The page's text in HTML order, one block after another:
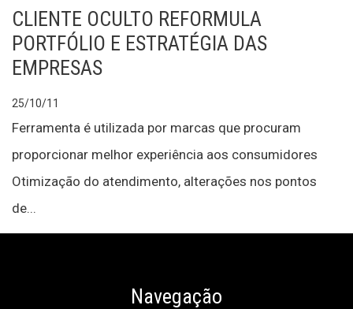
CLIENTE OCULTO REFORMULA
PORTFÓLIO E ESTRATÉGIA DAS
EMPRESAS
25/10/11
Ferramenta é utilizada por marcas que procuram
proporcionar melhor experiência aos consumidores
Otimização do atendimento, alterações nos pontos
de...
Navegação